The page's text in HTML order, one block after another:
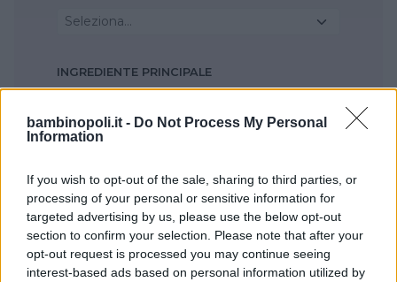
bambinopoli.it - Do Not Process My Personal
Information
If you wish to opt-out of the sale, sharing to third parties, or
processing of your personal or sensitive information for
targeted advertising by us, please use the below opt-out
section to confirm your selection. Please note that after your
opt-out request is processed you may continue seeing
interest-based ads based on personal information utilized by
Seleziona...
INGREDIENTE PRINCIPALE
Seleziona...